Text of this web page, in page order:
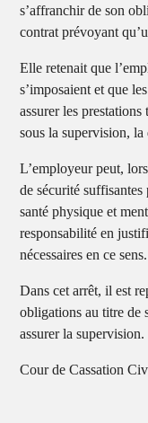
s’affranchir de son
contrat prévoyant
Elle retenait que
s’imposaient et que
assurer les
sous la supervision,
L’employeur peut,
de sécurité
santé physique et
responsabilité en
nécessaires en ce sens.
Dans cet arrêt, il est
obligations au titre de
assurer la supervision.
Cour de Cassation